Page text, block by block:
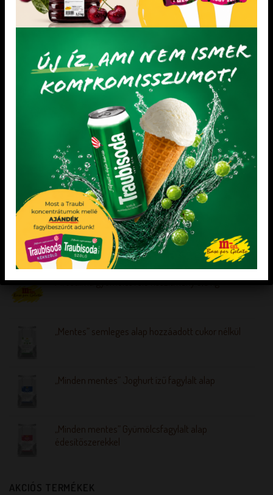
KEDVENCEM!
SÜTÉSÁLLÓ KÉSZ TÖLTELÉKEK
Dia-wellness körte töltelék 4 kg
Sütésálló, darabos Futárszolgálattal nem
KEDVENCEM!
KEDVENCEM!
POR ALAKÚ TÖLTELÉKEK
DEJÓS DIÓTÖLTELÉK 10% 15 kg
Csak víz hozzáadása szükséges.
KEDVENCEM!
LEGÚJABB TERMÉKEK
Pirosalma gyümölcsvelő készítmény 3,5 kg
„Mentes” semleges alap hozzáadott cukor nélkül
„Minden mentes” Joghurt ízű fagylalt alap
„Minden mentes” Gyümölcsfagylalt alap
édesítőszerekkel
AKCIÓS TERMÉKEK